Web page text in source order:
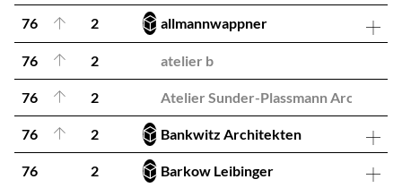
76 2 allmannwappner
76 2 atelier b
76 2 Atelier Sunder-Plassmann
76 2 Bankwitz Architekten
76 2 Barkow Leibinger